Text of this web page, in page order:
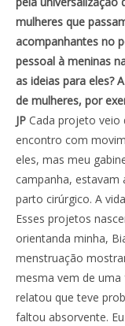
mulheres que
acompanhantes no
pessoal à meninas
as ideias para eles?
de mulheres, por
JP Cada projeto veio
encontro com
eles, mas meu
campanha, estavam
parto cirúrgico. A
Esses projetos
orientanda minha,
menstruação
mesma vem de
relatou que teve
faltou absorvente.